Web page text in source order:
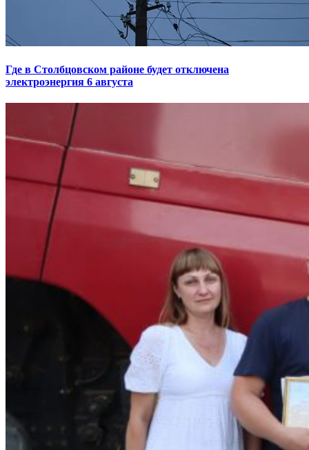
Где в Столбцовском районе будет отключена
электроэнергия 6 августа